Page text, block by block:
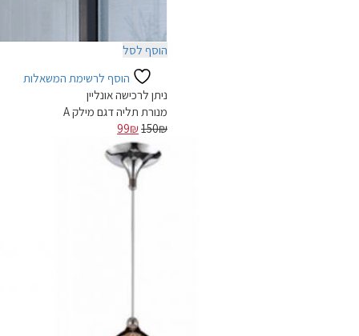
הוסף לסל
הוסף לרשימת המשאלות
ניתן לרכישה אונליין
מנורת תליה דגם מילק A
150₪
המחיר
המקורי
היה:
150₪.
99₪
המחיר
הנוכחי
הוא: